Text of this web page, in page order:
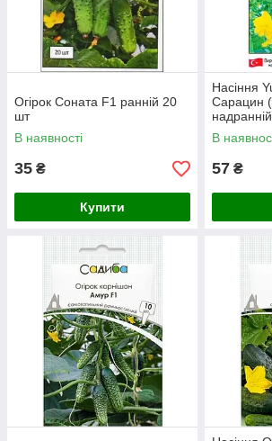
Огірок Соната F1 ранній 20
шт
В наявності
35 ₴
Купити
Насіння
Сарацин
В
57 ₴